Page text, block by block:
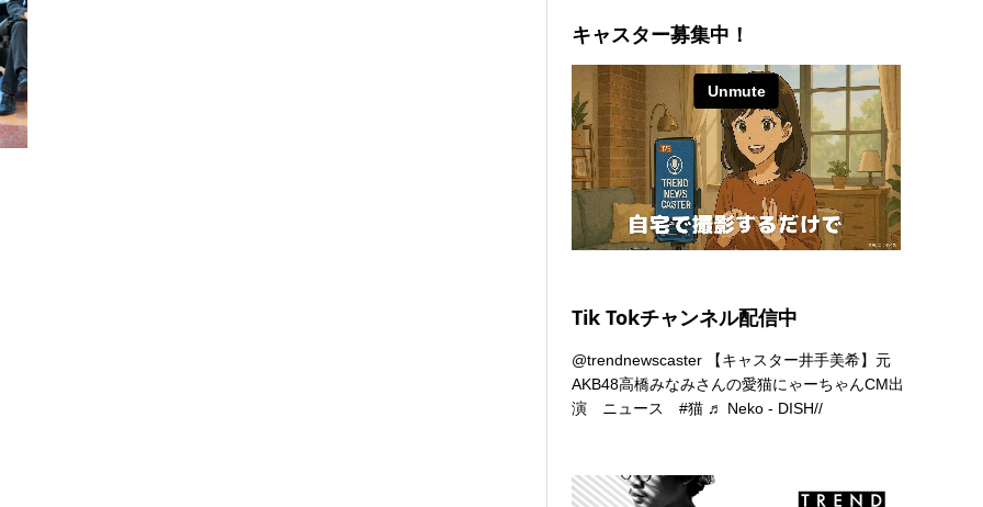
キャスター募集中！
Tik Tokチャンネル配信中
@trendnewscaster 【キャスター井手美希】元
AKB48高橋みなみさんの愛猫にゃーちゃんCM出
演 ニュース#猫 ♬ Neko - DISH//